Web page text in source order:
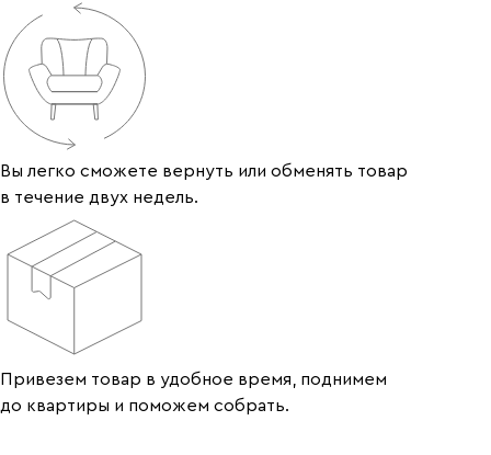
Вы легко сможете вернуть или обменять товар
в течение двух недель.
Привезем товар в удобное время, поднимем
до квартиры и поможем собрать.